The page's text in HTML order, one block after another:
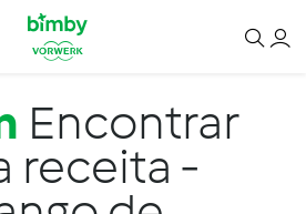
Encontrar
receita -